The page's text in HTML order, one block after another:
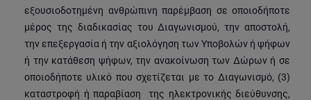
εξουσιοδοτημένη ανθρώπινη παρέμβαση σε οποιοδήποτε
μέρος της διαδικασίας του Διαγωνισμού, την αποστολή,
την επεξεργασία ή την αξιολόγηση των Υποβολών ή ψήφων
ή την κατάθεση ψήφων, την ανακοίνωση των Δώρων ή σε
οποιοδήποτε υλικό που σχετίζεται με το Διαγωνισμό, (3)
καταστροφή ή παραβίαση της ηλεκτρονικής διεύθυνσης,